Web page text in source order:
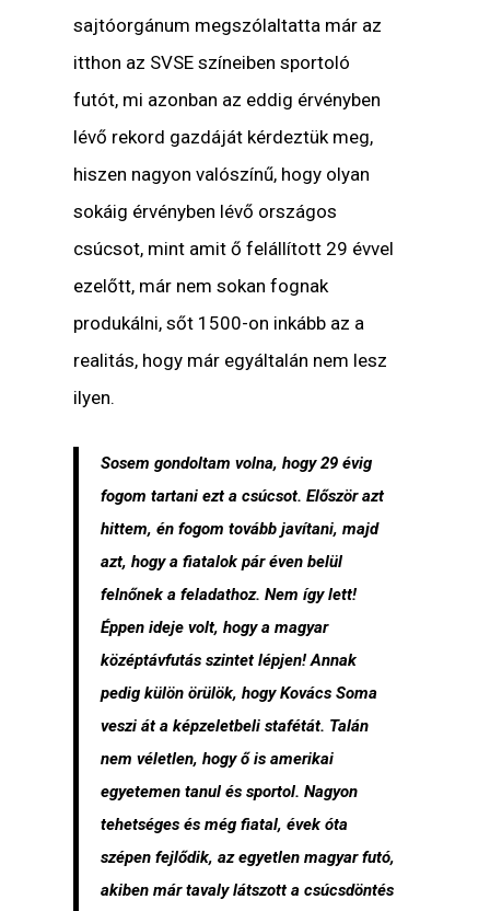
sajtóorgánum megszólaltatta már az
itthon az SVSE színeiben sportoló
futót, mi azonban az eddig érvényben
lévő rekord gazdáját kérdeztük meg,
hiszen nagyon valószínű, hogy olyan
sokáig érvényben lévő országos
csúcsot, mint amit ő felállított 29 évvel
ezelőtt, már nem sokan fognak
produkálni, sőt 1500-on inkább az a
realitás, hogy már egyáltalán nem lesz
ilyen.
Sosem gondoltam volna, hogy 29 évig
fogom tartani ezt a csúcsot. Először azt
hittem, én fogom tovább javítani, majd
azt, hogy a fiatalok pár éven belül
felnőnek a feladathoz. Nem így lett!
Éppen ideje volt, hogy a magyar
középtávfutás szintet lépjen! Annak
pedig külön örülök, hogy Kovács Soma
veszi át a képzeletbeli stafétát. Talán
nem véletlen, hogy ő is amerikai
egyetemen tanul és sportol. Nagyon
tehetséges és még fiatal, évek óta
szépen fejlődik, az egyetlen magyar futó,
akiben már tavaly látszott a csúcsdöntés